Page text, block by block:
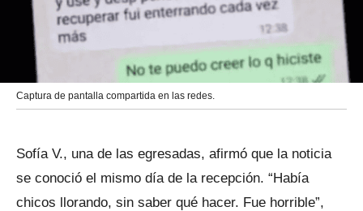
Captura de pantalla compartida en las redes.
Sofía V., una de las egresadas, afirmó que la noticia
se conoció el mismo día de la recepción. “Había
chicos llorando, sin saber qué hacer. Fue horrible”,